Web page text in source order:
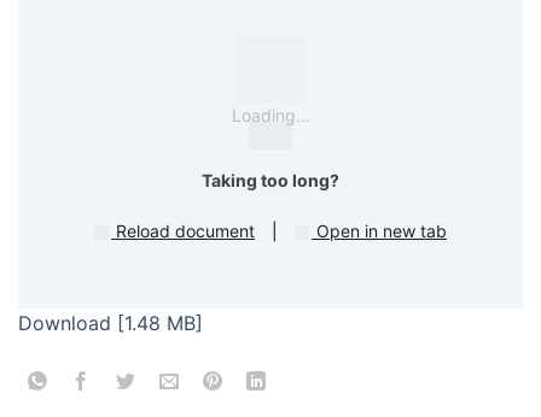
Loading...
Taking too long?
Reload document Open in new tab
Download [1.48 MB]